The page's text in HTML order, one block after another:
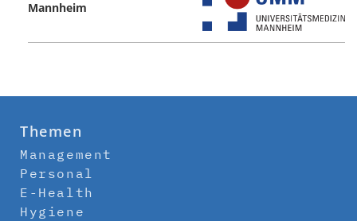
Mannheim
Themen
Management
Personal
E-Health
Hygiene